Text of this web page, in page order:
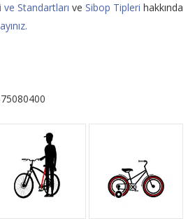
Standartları ve Sibop Tipleri hakkında